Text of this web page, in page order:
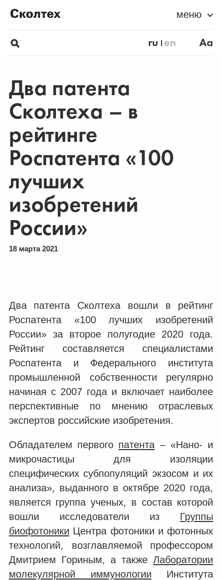
меню
ru en Aa
Два патента
Сколтеха – в
рейтинге
Роспатента «100
лучших
изобретений
России»
18 марта 2021
Два патента Сколтеха вошли в рейтинг
Роспатента «100 лучших изобретений
России» за второе полугодие 2020 года.
Рейтинг составляется специалистами
Роспатента и Федерального института
промышленной собственности регулярно
начиная с 2007 года и включает наиболее
перспективные по мнению отраслевых
экспертов российские изобретения.
Обладателем первого патента – «Нано- и
микрочастицы для изоляции
специфических субпопуляций экзосом и их
анализа», выданного в октябре 2020 года,
является группа ученых, в состав которой
вошли исследователи из Группы
биофотоники Центра фотоники и фотонных
технологий, возглавляемой профессором
Дмитрием Гориным, а такжеЛаборатории
молекулярной иммунологии Института